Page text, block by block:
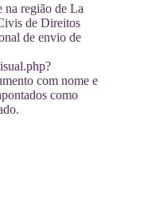
na região de La
de Direitos
de envio de
com nome e
como